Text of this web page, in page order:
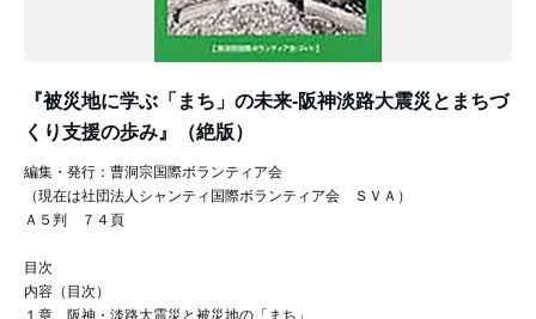
『被災地に学ぶ「まち」の未来-阪神淡路大震災とまちづ
くり支援の歩み』（絶版）
編集・発行：曹洞宗国際ボランティア会
（現在は社団法人シャンティ国際ボランティア会 ＳＶＡ）
Ａ５判 ７４頁
目次
内容（目次）
１章 阪神・淡路大震災と被災地の「まち」